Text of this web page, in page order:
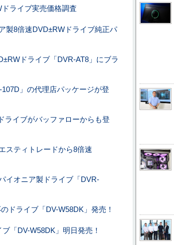
ドライブ実売価格調査
製8倍速DVD±RWドライブ純正パ
ドライブ「DVR-AT8」にブラ
」の代理店パッケージが登
ライブがバッファローからも登
スティトレードから8倍速
イオニア製ドライブ「DVR-
ドライブ「DV-W58DK」発売！
「DV-W58DK」明日発売！